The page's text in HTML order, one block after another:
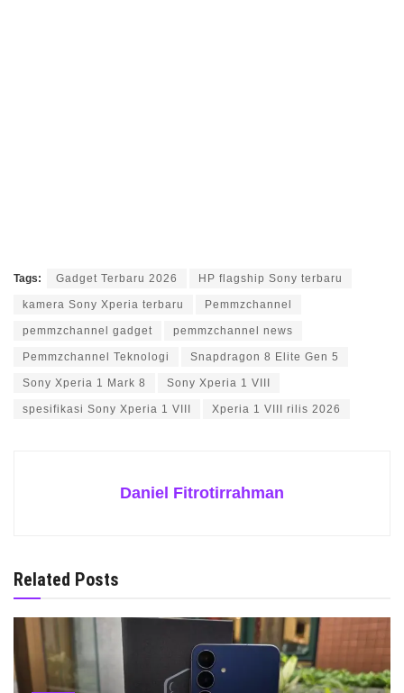
Tags: Gadget Terbaru 2026 HP flagship Sony terbaru
kamera Sony Xperia terbaru Pemmzchannel
pemmzchannel gadget pemmzchannel news
Pemmzchannel Teknologi Snapdragon 8 Elite Gen 5
Sony Xperia 1 Mark 8 Sony Xperia 1 VIII
spesifikasi Sony Xperia 1 VIII Xperia 1 VIII rilis 2026
Daniel Fitrotirrahman
Related Posts